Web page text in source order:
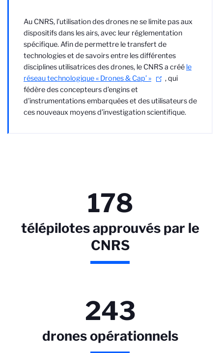
Au CNRS, l’utilisation des drones ne se limite pas aux
dispositifs dans les airs, avec leur réglementation
spécifique. Afin de permettre le transfert de
technologies et de savoirs entre les différentes
disciplines utilisatrices des drones, le CNRS a créé le
réseau technologique « Drones & Cap’ »
, qui
fédère des concepteurs d’engins et
d'instrumentations embarquées et des utilisateurs de
ces nouveaux moyens d’investigation scientifique.
178
télépilotes approuvés par le
CNRS
243
drones opérationnels